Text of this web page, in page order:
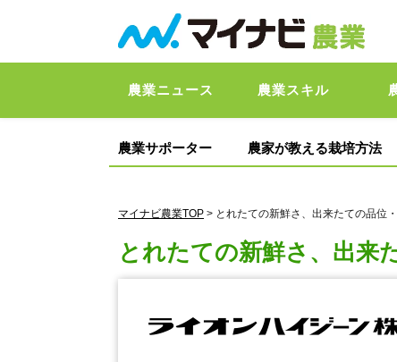
農業ニュース 農業スキル
農業サポーター 農家が教える栽培方法
マイナビ農業TOP > とれたての新鮮さ、出来たての品位
とれたての新鮮さ、出来